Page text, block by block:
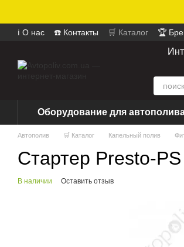
ℹ️ О нас ☎️ Контакты 🛒 Каталог 🏆
Оборудование для
Автополив 🛒 Каталог Капельный полив
Стартер Presto-
В наличии Оставить отзыв